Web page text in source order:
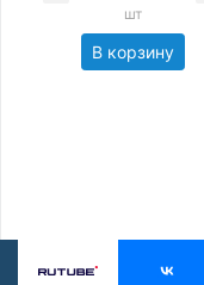
шт
В корзину